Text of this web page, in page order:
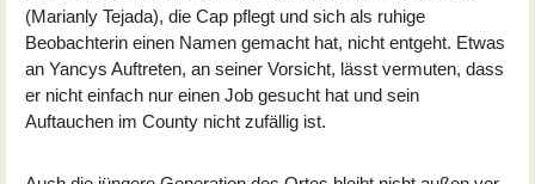
(Marianly Tejada), die Cap pflegt und sich als ruhige
Beobachterin einen Namen gemacht hat, nicht entgeht. Etwas
an Yancys Auftreten, an seiner Vorsicht, lässt vermuten, dass
er nicht einfach nur einen Job gesucht hat und sein
Auftauchen im County nicht zufällig ist.